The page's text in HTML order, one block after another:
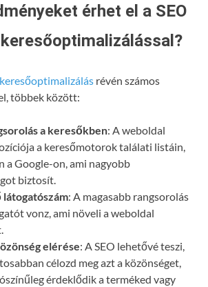
érhet el a SEO
révén számos
többek között:
a keresőkben: A weboldal
a keresőmotorok találati listáin,
a Google-on, ami nagyobb
biztosít.
: A magasabb rangsorolás
vonz, ami növeli a weboldal
elérése: A SEO lehetővé teszi,
célozd meg azt a közönséget,
érdeklődik a terméked vagy